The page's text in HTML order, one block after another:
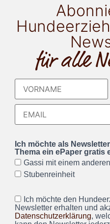
für alle
Ich möchte als
Thema ein ePaper gratis
Gassi mit einem
Stubenreinheit
Ich möchte den
Newsletter erhalten und
Datenschutzerklärung,